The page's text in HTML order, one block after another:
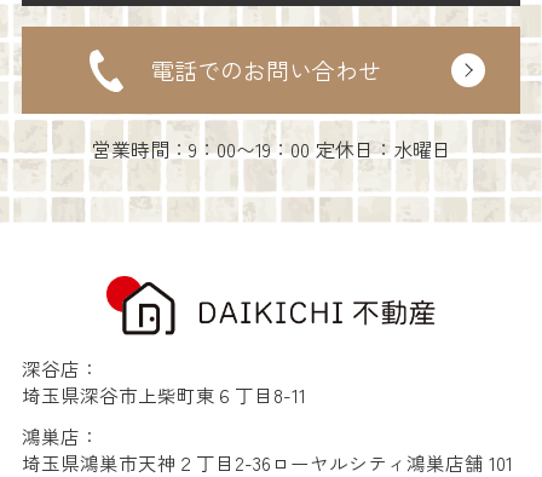
電話でのお問い合わせ
営業時間：9：00〜19：00 定休日：水曜日
深谷店：
埼玉県深谷市上柴町東６丁目8-11
鴻巣店：
埼玉県鴻巣市天神２丁目2-36ローヤルシティ鴻巣店舗 101